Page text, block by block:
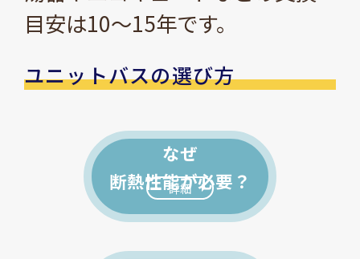
目安は10～15年です。
ユニットバスの選び方
なぜ
断熱性能が必要？
詳細